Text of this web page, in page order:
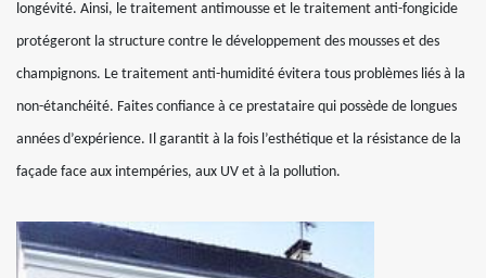
longévité. Ainsi, le traitement antimousse et le traitement anti-fongicide
protégeront la structure contre le développement des mousses et des
champignons. Le traitement anti-humidité évitera tous problèmes liés à la
non-étanchéité. Faites confiance à ce prestataire qui possède de longues
années d’expérience. Il garantit à la fois l’esthétique et la résistance de la
façade face aux intempéries, aux UV et à la pollution.